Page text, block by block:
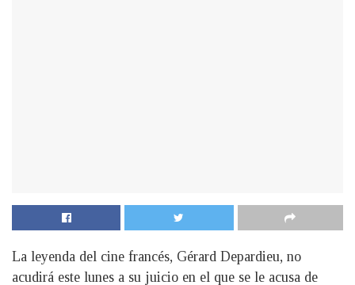
La leyenda del cine francés, Gérard Depardieu, no
acudirá este lunes a su juicio en el que se le acusa de